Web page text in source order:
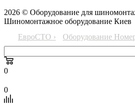
2026 © Оборудование для
Шиномонтажное оборудование Киев
ЕвроСТО ›
Оборудование
0
0